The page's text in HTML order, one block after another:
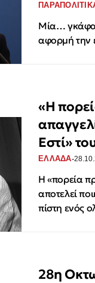
Μία… γκάφα
αφορμή την
«Η
Εστί»
ΕΛΛΑΔΑ·
Η «πορεία
αποτελεί
πίστη ενός
28η